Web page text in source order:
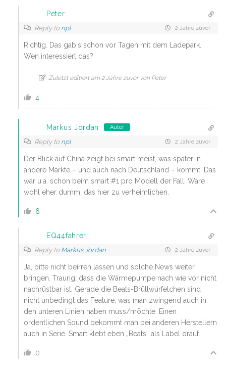
Peter
Reply to npl 2 Jahre zuvor
Richtig. Das gab‘s schon vor Tagen mit dem Ladepark.
Wen interessiert das?
Zuletzt editiert am 2 Jahre zuvor von Peter
4
Markus Jordan Autor
Reply to npl 2 Jahre zuvor
Der Blick auf China zeigt bei smart meist, was später in
andere Märkte – und auch nach Deutschland – kommt. Das
war u.a. schon beim smart #1 pro Modell der Fall. Wäre
wohl eher dumm, das hier zu verheimlichen.
6
EQ44fahrer
Reply to Markus Jordan 2 Jahre zuvor
Ja, bitte nicht beirren lassen und solche News weiter
bringen. Traurig, dass die Wärmepumpe nach wie vor nicht
nachrüstbar ist. Gerade die Beats-Brüllwürfelchen sind
nicht unbedingt das Feature, was man zwingend auch in
den unteren Linien haben muss/möchte. Einen
ordentlichen Sound bekommt man bei anderen Herstellern
auch in Serie. Smart klebt eben „Beats“ als Label drauf.
0